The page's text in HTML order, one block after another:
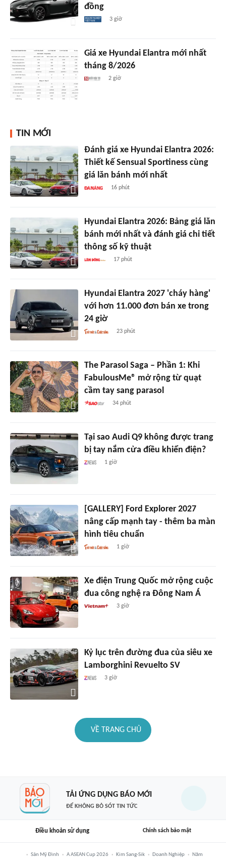
đồng
3 giờ
Giá xe Hyundai Elantra mới nhất
tháng 8/2026
2 giờ
TIN MỚI
Đánh giá xe Hyundai Elantra 2026:
Thiết kế Sensual Sportiness cùng
giá lăn bánh mới nhất
16 phút
Hyundai Elantra 2026: Bảng giá lăn
bánh mới nhất và đánh giá chi tiết
thông số kỹ thuật
17 phút
Hyundai Elantra 2027 'cháy hàng'
với hơn 11.000 đơn bán xe trong
24 giờ
23 phút
The Parasol Saga – Phần 1: Khi
FabulousMe® mở rộng từ quạt
cầm tay sang parasol
34 phút
Tại sao Audi Q9 không được trang
bị tay nắm cửa điều khiển điện?
1 giờ
[GALLERY] Ford Explorer 2027
nâng cấp mạnh tay - thêm ba màn
hình tiêu chuẩn
1 giờ
Xe điện Trung Quốc mở rộng cuộc
đua công nghệ ra Đông Nam Á
3 giờ
Kỷ lục trên đường đua của siêu xe
Lamborghini Revuelto SV
3 giờ
VỀ TRANG CHỦ
TẢI ỨNG DỤNG BÁO MỚI
ĐỂ KHÔNG BỎ SÓT TIN TỨC
Điều khoản sử dụng Chính sách bảo mật
Sân Mỹ Đình A ASEAN Cup 2026 Kim Sang-Sik Doanh Nghiệp Năm